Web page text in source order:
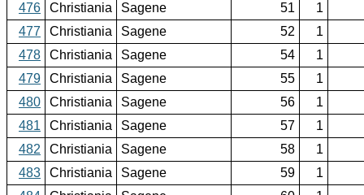
476
Christiania Sagene 51
1
477
Christiania Sagene 52
1
478
Christiania Sagene 54
1
479
Christiania Sagene 55
1
480
Christiania Sagene 56
1
481
Christiania Sagene 57
1
482
Christiania Sagene 58
1
483
Christiania Sagene 59
1